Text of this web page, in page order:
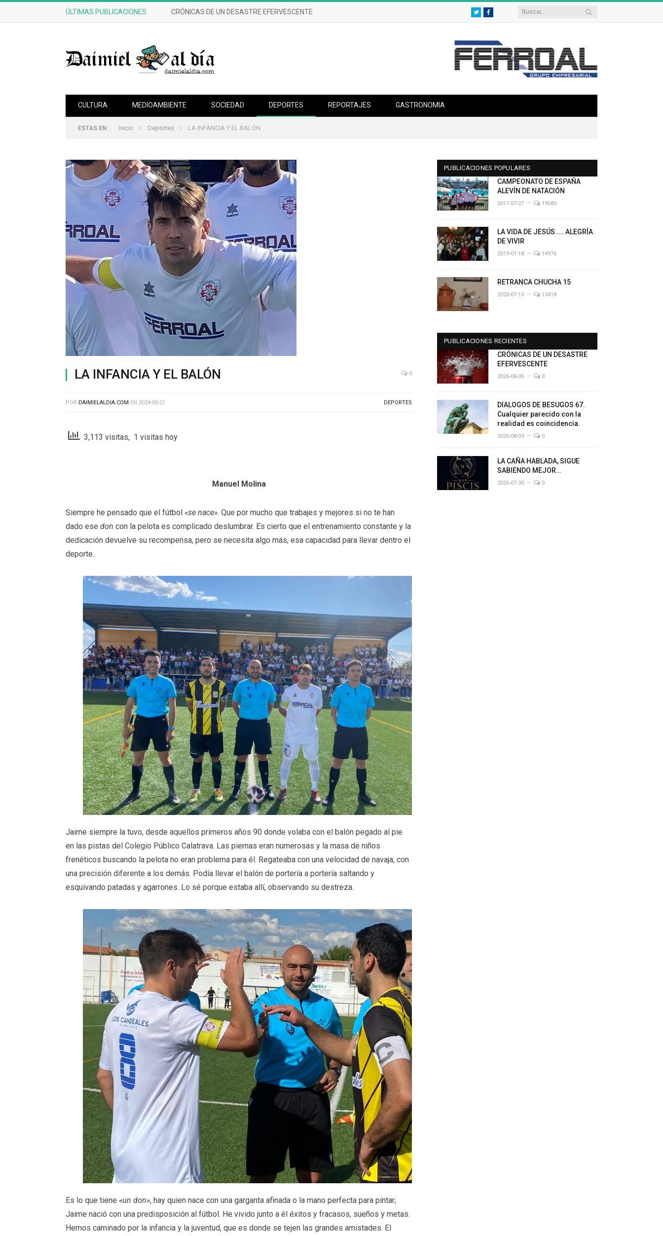
ÚLTIMAS PUBLICACIONES CRÓNICAS DE UN DESASTRE EFERVESCENTE TwitterFacebook
CULTURA MEDIOAMBIENTE SOCIEDAD DEPORTES REPORTAJES GASTRONOMIA
ESTAS EN: Inicio » Deportes » LA INFANCIA Y EL BALÓN
LA INFANCIA Y EL BALÓN 0
POR DAIMIELALDIA.COM EN 2024-05-21 DEPORTES
3,113 visitas, 1 visitas hoy
Manuel Molina
Siempre he pensado que el fútbol «se nace». Que por mucho que trabajes y mejores si no te han
dado ese don con la pelota es complicado deslumbrar. Es cierto que el entrenamiento constante y la
dedicación devuelve su recompensa, pero se necesita algo más, esa capacidad para llevar dentro el
deporte.
Jaime siempre la tuvo, desde aquellos primeros años 90 donde volaba con el balón pegado al pie
en las pistas del Colegio Público Calatrava. Las piernas eran numerosas y la masa de niños
frenéticos buscando la pelota no eran problema para él. Regateaba con una velocidad de navaja, con
una precisión diferente a los demás. Podía llevar el balón de portería a portería saltando y
esquivando patadas y agarrones. Lo sé porque estaba allí, observando su destreza.
Es lo que tiene «un don», hay quien nace con una garganta afinada o la mano perfecta para pintar;
Jaime nació con una predisposición al fútbol. He vivido junto a él éxitos y fracasos, sueños y metas.
Hemos caminado por la infancia y la juventud, que es donde se tejen las grandes amistades. El
PUBLICACIONES POPULARES
CAMPEONATO DE ESPAÑA
ALEVÍN DE NATACIÓN
2017-07-27 19583
LA VIDA DE JESÚS….. ALEGRÍA
DE VIVIR
2019-01-18 14976
RETRANCA CHUCHA 15
2020-07-13 13418
PUBLICACIONES RECIENTES
CRÓNICAS DE UN DESASTRE
EFERVESCENTE
2026-08-05 0
DIALOGOS DE BESUGOS 67.
Cualquier parecido con la
realidad es coincidencia.
2026-08-03 0
LA CAÑA HABLADA, SIGUE
SABIENDO MEJOR…
2026-07-30 0